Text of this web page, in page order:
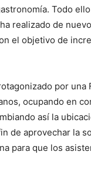
Todo
realizado de
el objetivo de
por una
ocupando en
así la
de aprovechar la
para que los